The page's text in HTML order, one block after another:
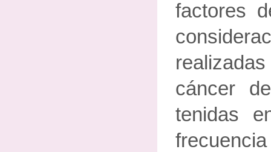
factores
cáncer
tenidas